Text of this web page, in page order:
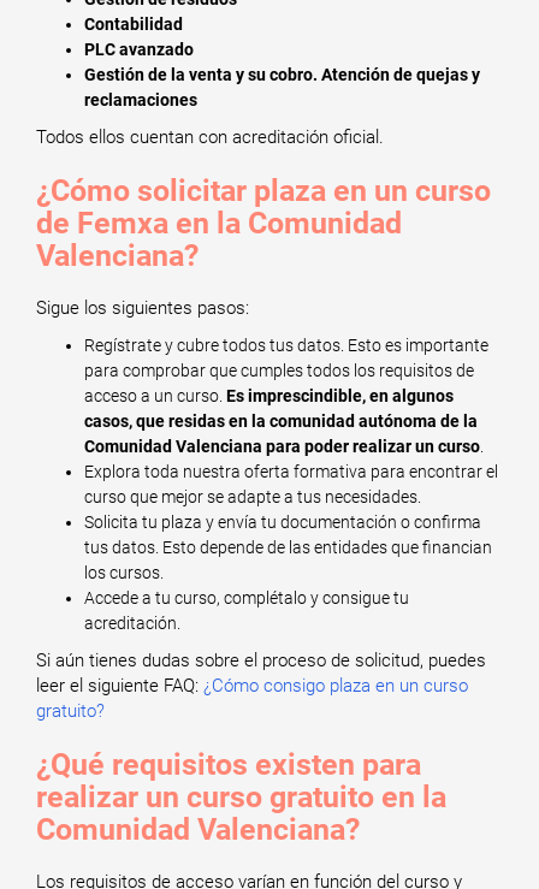
Contabilidad
PLC avanzado
Gestión de la venta y su cobro. Atención de quejas y
reclamaciones
Todos ellos cuentan con acreditación oficial.
¿Cómo solicitar plaza en un curso
de Femxa en la Comunidad
Valenciana?
Sigue los siguientes pasos:
Regístrate y cubre todos tus datos. Esto es importante
para comprobar que cumples todos los requisitos de
acceso a un curso. Es imprescindible, en algunos
casos, que residas en la comunidad autónoma de la
Comunidad Valenciana para poder realizar un curso
Explora toda nuestra oferta formativa para encontrar el
curso que mejor se adapte a tus necesidades.
Solicita tu plaza y envía tu documentación o confirma
tus datos. Esto depende de las entidades que financian
los cursos.
Accede a tu curso, complétalo y consigue tu
acreditación.
Si aún tienes dudas sobre el proceso de solicitud, puedes
leer el siguiente FAQ: ¿Cómo consigo plaza en un curso
gratuito?
¿Qué requisitos existen para
realizar un curso gratuito en la
Comunidad Valenciana?
Los requisitos de acceso varían en función del curso y